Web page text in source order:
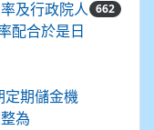
及行政院人
配合於是日
662
定期儲金機
為